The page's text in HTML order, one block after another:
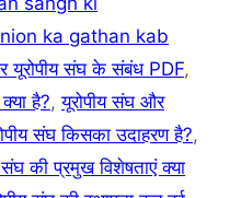
ka gathan kab
यूरोपीय संघ के संबंध PDF,
है?,यूरोपीय संघ और
संघ किसका उदाहरण है?,
संघ की प्रमुख विशेषताएं क्या